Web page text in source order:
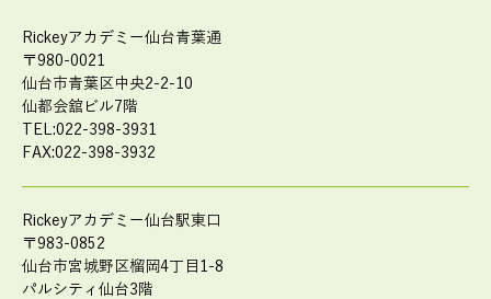
Rickeyアカデミー仙台青葉通
〒980-0021
仙台市青葉区中央2-2-10
仙都会舘ビル7階
TEL:022-398-3931
FAX:022-398-3932
Rickeyアカデミー仙台駅東口
〒983-0852
仙台市宮城野区榴岡4丁目1-8
パルシティ仙台3階